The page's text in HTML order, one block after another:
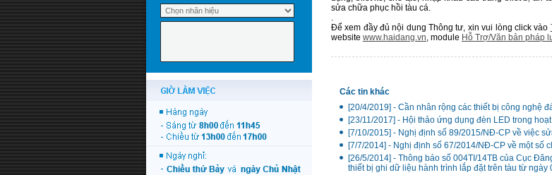
sửa chữa phục hồi tàu cá.
.
Để xem đầy đủ nội dung Thông tư, xin vui lòng click vào
website www.haidang.vn, module Hỗ Trợ/Văn bản pháp
Các tin khác
[20/4/2019] - Cần nhân rộng các thiết bị công nghệ
[23/11/2017] - Hội thảo ứng dụng đèn LED trong
[7/10/2015] - Nghị định số 89/2015/NĐ-CP về việc
[7/7/2014] - Nghị định số 67/2014/NĐ-CP về một số
[26/5/2014] - Thông báo số 004TI/14TB của Cục
thiết bị ghi dữ liệu hành trình lắp đặt trên tàu từ